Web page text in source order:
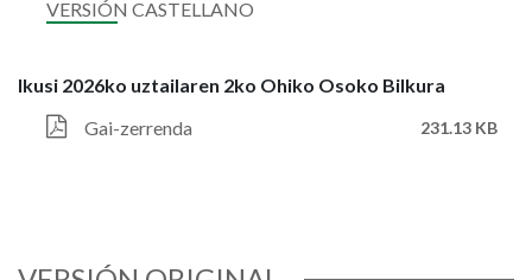
VERSIÓN CASTELLANO
Ikusi 2026ko uztailaren 2ko Ohiko Osoko Bilkura
Gai-zerrenda
231.13 KB